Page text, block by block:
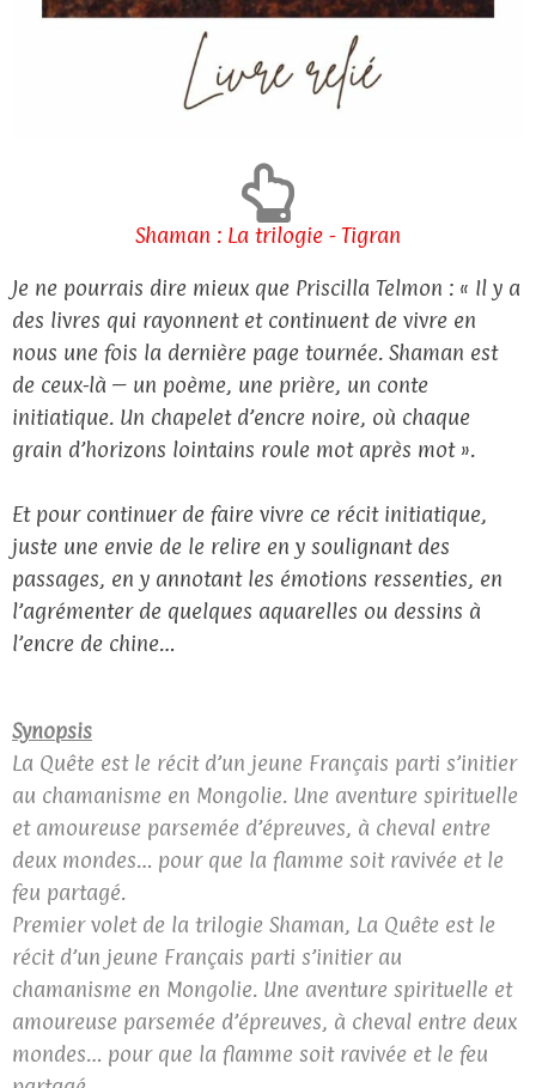
Shaman : La trilogie - Tigran
Je ne pourrais dire mieux que Priscilla Telmon : « Il y a
des livres qui rayonnent et continuent de vivre en
nous une fois la dernière page tournée. Shaman est
de ceux-là – un poème, une prière, un conte
initiatique. Un chapelet d’encre noire, où chaque
grain d’horizons lointains roule mot après mot ».
Et pour continuer de faire vivre ce récit initiatique,
juste une envie de le relire en y soulignant des
passages, en y annotant les émotions ressenties, en
l’agrémenter de quelques aquarelles ou dessins à
l’encre de chine…
Synopsis
La Quête est le récit d’un jeune Français parti s’initier
au chamanisme en Mongolie. Une aventure spirituelle
et amoureuse parsemée d’épreuves, à cheval entre
deux mondes… pour que la flamme soit ravivée et le
feu partagé.
Premier volet de la trilogie Shaman, La Quête est le
récit d’un jeune Français parti s’initier au
chamanisme en Mongolie. Une aventure spirituelle et
amoureuse parsemée d’épreuves, à cheval entre deux
mondes… pour que la flamme soit ravivée et le feu